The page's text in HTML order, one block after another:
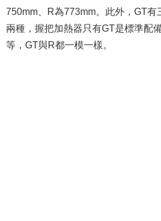
750mm、R為773mm。此外，GT有
兩種，握把加熱器只有GT是標準配
等，GT與R都一模一樣。